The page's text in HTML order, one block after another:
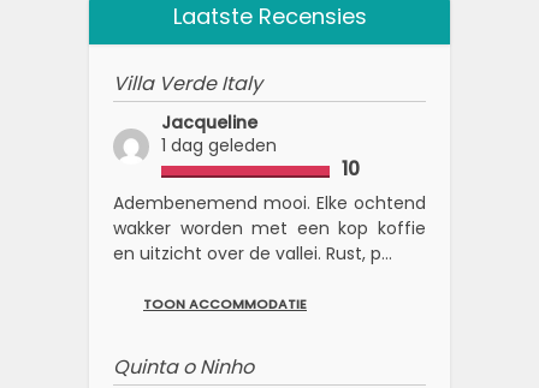
Laatste Recensies
Villa Verde Italy
Jacqueline
1 dag geleden
10
Adembenemend mooi. Elke ochtend
wakker worden met een kop koffie
en uitzicht over de vallei. Rust, p...
TOON ACCOMMODATIE
Quinta o Ninho